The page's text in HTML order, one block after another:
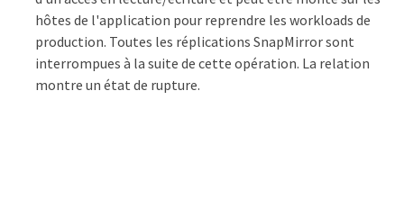
hôtes de l'application pour reprendre les workloads de
production. Toutes les réplications SnapMirror sont
interrompues à la suite de cette opération. La relation
montre un état de rupture.